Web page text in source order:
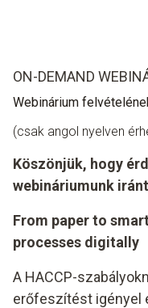
ON-DEMAND
Webinárium
(csak angol nyelven
Köszönjük, hogy
webináriumunk
From paper to
processes digitally
A HACCP-
erőfeszítést igényel